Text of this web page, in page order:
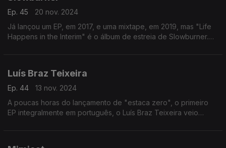
Ep. 45
20 nov. 2024
Já lançou um EP, em 2017, e uma mixtape, em 2019, mas "Life
Happens in the Interim" é o álbum de estreia de Slowburner.
Luís Braz Teixeira
Ep. 44
13 nov. 2024
A poucas horas do lançamento de "estaca zero", o primeiro
EP integralmente em português, o Luís Braz Teixeira veio